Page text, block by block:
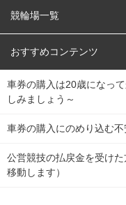
オートレース
競輪くじ
Dokanto!
チャリロトプラザ
レース予想
レース結果
キャリーオーバー一覧
競輪場一覧
北日本 函館競輪場
関
東
弥彦競輪場 前橋
関
東
小田原競輪場
おすすめコンテンツ
競輪選手情報
Perfecta Navi
netkeirin
車券の購入は20歳になっ
しみましょう～
車券の購入にのめり込む
公営競技の払戻金を受け
移動します）